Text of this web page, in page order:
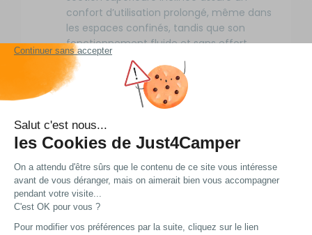
confort d’utilisation prolongé, même dans
les espaces confinés, tandis que son
fonctionnement fluide et sans effort
réduit la fatigue lors des opérations de
pompage répétées, comme le
remplissage d’un réservoir après une
longue journée de route.
Compatible avec les tuyaux de 1/2"
(diamètre de sortie de 13 mm), cette
pompe est polyvalente et peut être
utilisée pour pomper de l’eau douce ou
servir d’amorce pour les systèmes de
surpression électrique Whale Inline™,
simplifiant ainsi l’installation et l’entretien